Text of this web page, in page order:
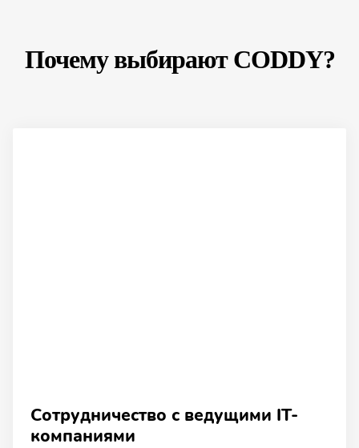
Почему выбирают CODDY?
Сотрудничество с ведущими IT-
компаниями
Преподаватели – профессионалы
Практические навыки вместо